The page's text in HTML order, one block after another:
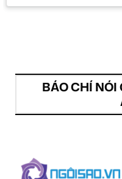
BÁO CHÍ NÓI